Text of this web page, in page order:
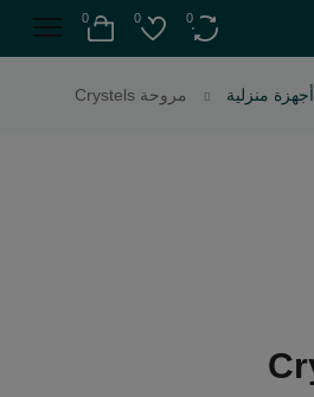
0
0
0
أجهزة منزلية مروحة Crystels